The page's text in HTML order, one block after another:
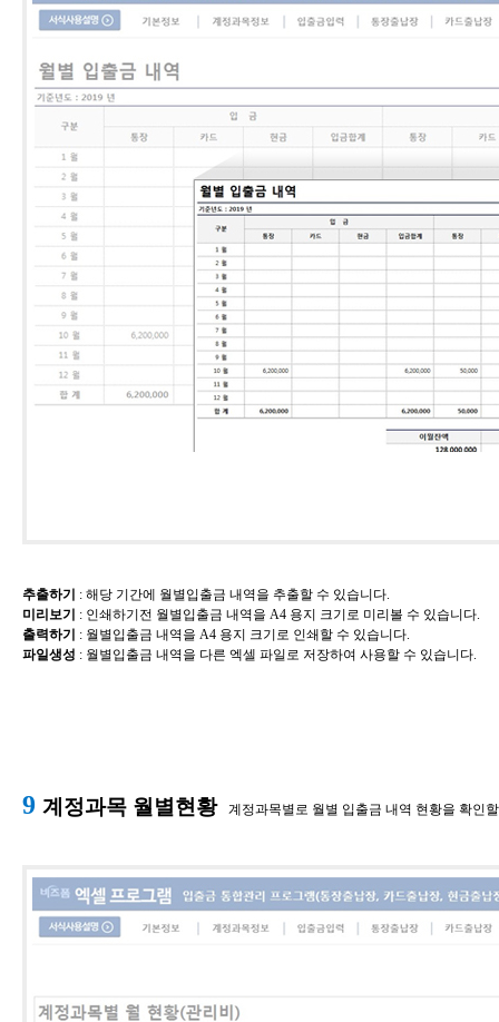
추출하기 ​: 해당 기간에 월별입출금 내역을 추출할 수 있습니다.
미리보기 ​: 인쇄하기전 월별입출금 내역을 A4 용지 크기로 미리볼 수 있습니다.
출력하기 ​: 월별입출금 내역을 A4 용지 크기로 인쇄할 수 있습니다.
파일생성 ​: 월별입출금 내역을 다른 엑셀 파일로 저장하여 사용할 수 있습니다.
9 계정과목 월별현황 계정과목별로 월별 입출금 내역 현황을 확인